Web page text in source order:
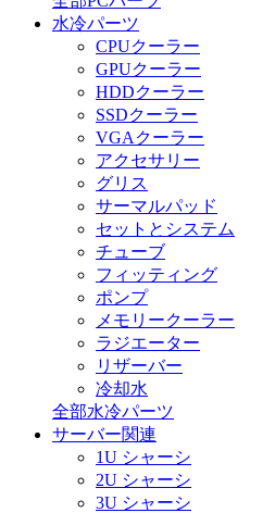
水冷パーツ
CPUクーラー
GPUクーラー
HDDクーラー
SSDクーラー
VGAクーラー
アクセサリー
グリス
サーマルパッド
セットとシステム
チューブ
フィッティング
ポンプ
メモリークーラー
ラジエーター
リザーバー
冷却水
全部水冷パーツ
サーバー関連
1U シャーシ
2U シャーシ
3U シャーシ